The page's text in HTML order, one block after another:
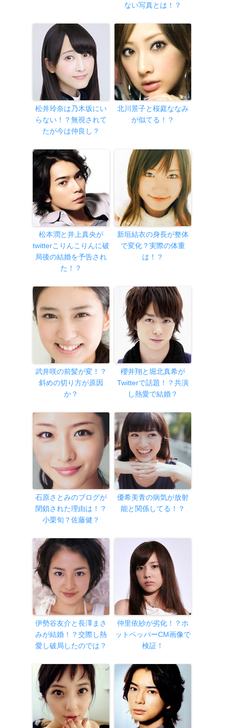
ない写真とは！？
松井玲奈は乃木坂にい
らない！？無視されて
たが今は仲良し？
北川景子と桜庭ななみ
が似てる！？
松本潤と井上真央が
twitterこりんこりんに破
局後の結婚を予告され
た！？
新垣結衣の身長が整体
で変化？実際の体重
は！？
武井咲の前髪が変！？
斜めの切り方が原因
か？
櫻井翔と堀北真希が
Twitterで話題！？共演
し熱愛で結婚？
石原さとみのブログが
閉鎖された理由は！？
小栗旬？佐藤健？
優希美青の病気が放射
能と関係してる！？
伊勢谷友介と長澤まさ
みが結婚！？交際し熱
愛し破局したのでは？
仲里依紗が劣化！？ホ
ットペッパーCM画像で
検証！